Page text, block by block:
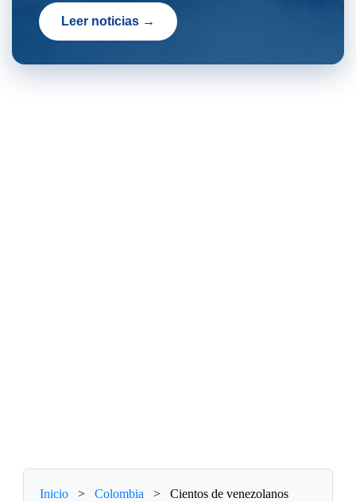
Leer noticias →
Inicio > Colombia >
Cientos de venezolanos